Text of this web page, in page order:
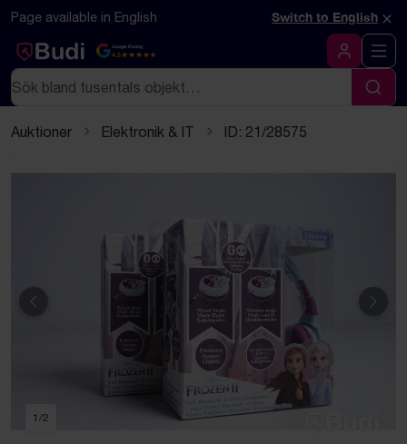
Hoppa till innehåll
Textbaserad (markdown) version av denna sida
Page available in English Switch to English ×
Google Rating
4.5
Logga in
Sök
Sök
Auktioner Elektronik & IT ID: 21/28575
Föregående
1 /2